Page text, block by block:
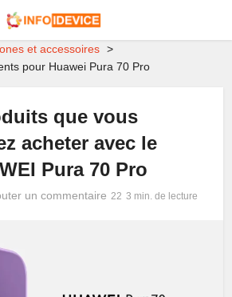
et accessoires
pour Huawei Pura 70 Pro
que vous
acheter avec le
Pura 70 Pro
un commentaire 3 min. de lecture